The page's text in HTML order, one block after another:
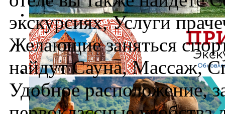
экскурсиях, Услуги
Желающие заняться
найдут Сауна, Массаж,
Удобное расположение,